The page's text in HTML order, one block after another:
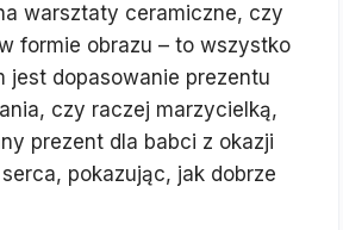
warsztaty ceramiczne, czy
formie obrazu – to wszystko
jest dopasowanie prezentu
czy raczej marzycielką,
prezent dla babci z okazji
pokazując, jak dobrze